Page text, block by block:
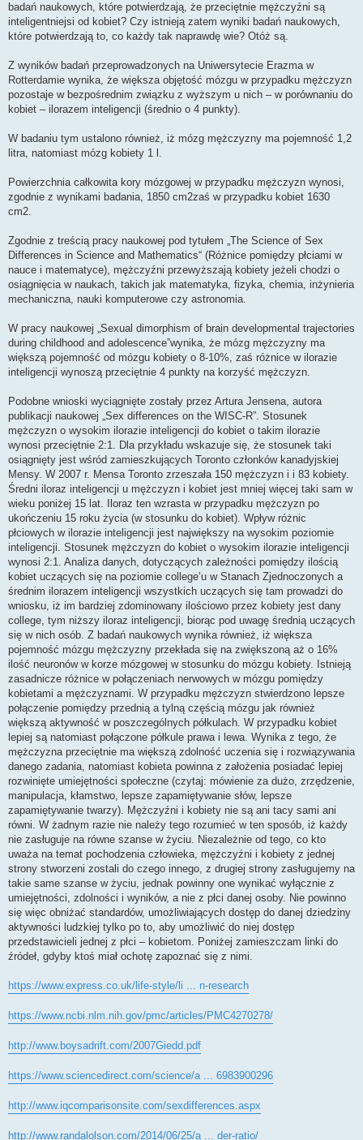
badań naukowych, które potwierdzają, że przeciętnie mężczyźni są
inteligentniejsi od kobiet? Czy istnieją zatem wyniki badań naukowych,
które potwierdzają to, co każdy tak naprawdę wie? Otóż są.
Z wyników badań przeprowadzonych na Uniwersytecie Erazma w
Rotterdamie wynika, że większa objętość mózgu w przypadku mężczyzn
pozostaje w bezpośrednim związku z wyższym u nich – w porównaniu do
kobiet – ilorazem inteligencji (średnio o 4 punkty).
W badaniu tym ustalono również, iż mózg mężczyzny ma pojemność 1,2
litra, natomiast mózg kobiety 1 l.
Powierzchnia całkowita kory mózgowej w przypadku mężczyzn wynosi,
zgodnie z wynikami badania, 1850 cm2zaś w przypadku kobiet 1630
cm2.
Zgodnie z treścią pracy naukowej pod tytułem „The Science of Sex
Differences in Science and Mathematics“ (Różnice pomiędzy płciami w
nauce i matematyce), mężczyźni przewyższają kobiety jeżeli chodzi o
osiągnięcia w naukach, takich jak matematyka, fizyka, chemia, inżynieria
mechaniczna, nauki komputerowe czy astronomia.
W pracy naukowej „Sexual dimorphism of brain developmental trajectories
during childhood and adolescence”wynika, że mózg mężczyzny ma
większą pojemność od mózgu kobiety o 8-10%, zaś różnice w ilorazie
inteligencji wynoszą przeciętnie 4 punkty na korzyść mężczyzn.
Podobne wnioski wyciągnięte zostały przez Artura Jensena, autora
publikacji naukowej „Sex differences on the WISC-R”. Stosunek
mężczyzn o wysokim ilorazie inteligencji do kobiet o takim ilorazie
wynosi przeciętnie 2:1. Dla przykładu wskazuje się, że stosunek taki
osiągnięty jest wśród zamieszkujących Toronto członków kanadyjskiej
Mensy. W 2007 r. Mensa Toronto zrzeszała 150 mężczyzn i i 83 kobiety.
Średni iloraz inteligencji u mężczyzn i kobiet jest mniej więcej taki sam w
wieku poniżej 15 lat. Iloraz ten wzrasta w przypadku mężczyzn po
ukończeniu 15 roku życia (w stosunku do kobiet). Wpływ różnic
płciowych w ilorazie inteligencji jest największy na wysokim poziomie
inteligencji. Stosunek mężczyzn do kobiet o wysokim ilorazie inteligencji
wynosi 2:1. Analiza danych, dotyczących zależności pomiędzy ilością
kobiet uczących się na poziomie college’u w Stanach Zjednoczonych a
średnim ilorazem inteligencji wszystkich uczących się tam prowadzi do
wniosku, iż im bardziej zdominowany ilościowo przez kobiety jest dany
college, tym niższy iloraz inteligencji, biorąc pod uwagę średnią uczących
się w nich osób. Z badań naukowych wynika również, iż większa
pojemność mózgu mężczyzny przekłada się na zwiększoną aż o 16%
ilość neuronów w korze mózgowej w stosunku do mózgu kobiety. Istnieją
zasadnicze różnice w połączeniach nerwowych w mózgu pomiędzy
kobietami a mężczyznami. W przypadku mężczyzn stwierdzono lepsze
połączenie pomiędzy przednią a tylną częścią mózgu jak również
większą aktywność w poszczególnych półkulach. W przypadku kobiet
lepiej są natomiast połączone półkule prawa i lewa. Wynika z tego, że
mężczyzna przeciętnie ma większą zdolność uczenia się i rozwiązywania
danego zadania, natomiast kobieta powinna z założenia posiadać lepiej
rozwinięte umiejętności społeczne (czytaj: mówienie za dużo, zrzędzenie,
manipulacja, kłamstwo, lepsze zapamiętywanie słów, lepsze
zapamiętywanie twarzy). Mężczyźni i kobiety nie są ani tacy sami ani
równi. W żadnym razie nie należy tego rozumieć w ten sposób, iż każdy
nie zasługuje na równe szanse w życiu. Niezależnie od tego, co kto
uważa na temat pochodzenia człowieka, mężczyźni i kobiety z jednej
strony stworzeni zostali do czego innego, z drugiej strony zasługujemy na
takie same szanse w życiu, jednak powinny one wynikać wyłącznie z
umiejętności, zdolności i wyników, a nie z płci danej osoby. Nie powinno
się więc obniżać standardów, umożliwiających dostęp do danej dziedziny
aktywności ludzkiej tylko po to, aby umożliwić do niej dostęp
przedstawicieli jednej z płci – kobietom. Poniżej zamieszczam linki do
źródeł, gdyby ktoś miał ochotę zapoznać się z nimi.
https://www.express.co.uk/life-style/li ... n-research
https://www.ncbi.nlm.nih.gov/pmc/articles/PMC4270278/
http://www.boysadrift.com/2007Giedd.pdf
https://www.sciencedirect.com/science/a ... 6983900296
http://www.iqcomparisonsite.com/sexdifferences.aspx
http://www.randalolson.com/2014/06/25/a ... der-ratio/